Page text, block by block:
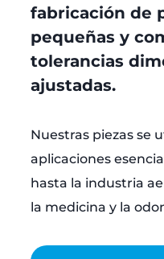
fabricación de
pequeñas y
tolerancias
ajustadas.
Nuestras piezas se
aplicaciones
hasta la industria
la medicina y la